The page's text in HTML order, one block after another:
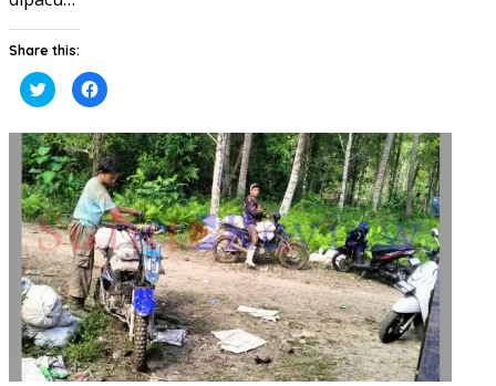
Share this:
Klik
untuk
berbagi
Twitter(Membuka
di
jendela
yang
baru)
Klik
untuk
Facebook(Membuka
di
jendela
yang
baru)